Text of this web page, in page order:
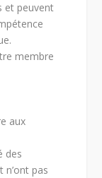
et peuvent
membre
aux
des
n’ont pas